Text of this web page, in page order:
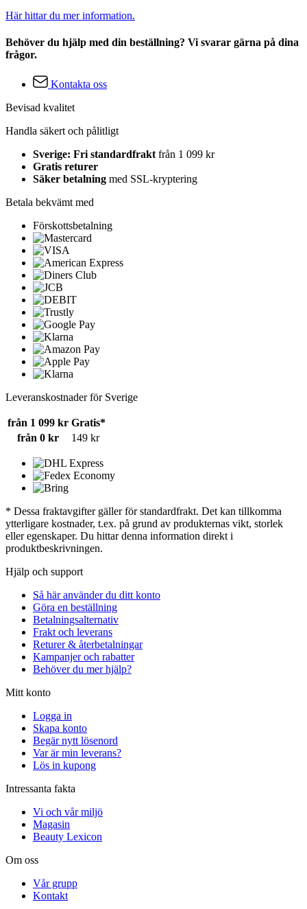
Här hittar du mer information.
Behöver du hjälp med din beställning? Vi svarar gärna på dina
frågor.
Kontakta oss
Bevisad kvalitet
Handla säkert och pålitligt
Sverige: Fri standardfrakt från 1 099 kr
Gratis returer
Säker betalning med SSL-kryptering
Betala bekvämt med
Förskottsbetalning
Leveranskostnader för Sverige
från 1 099 kr Gratis*
från 0 kr
149 kr
* Dessa fraktavgifter gäller för standardfrakt. Det kan tillkomma
ytterligare kostnader, t.ex. på grund av produkternas vikt, storlek
eller egenskaper. Du hittar denna information direkt i
produktbeskrivningen.
Hjälp och support
Så här använder du ditt konto
Göra en beställning
Betalningsalternativ
Frakt och leverans
Returer & återbetalningar
Kampanjer och rabatter
Behöver du mer hjälp?
Mitt konto
Logga in
Skapa konto
Begär nytt lösenord
Var är min leverans?
Lös in kupong
Intressanta fakta
Vi och vår miljö
Magasin
Beauty Lexicon
Om oss
Vår grupp
Kontakt